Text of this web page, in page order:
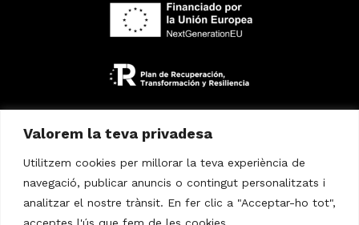
Valorem la teva privadesa
Utilitzem cookies per millorar la teva experiència de
navegació, publicar anuncis o contingut personalitzats i
analitzar el nostre trànsit. En fer clic a "Acceptar-ho tot",
acceptes l'ús que fem de les cookies.